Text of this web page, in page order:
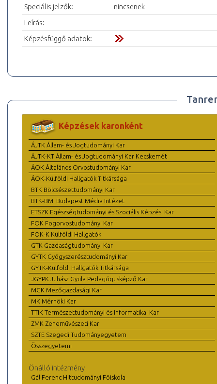
Speciális jelzők:
nincsenek
Leírás:
Képzésfüggő adatok:
Képzések karonként
ÁJTK Állam- és Jogtudományi Kar
ÁJTK-KT Állam- és Jogtudományi Kar Kecskemét
ÁOK Általános Orvostudományi Kar
ÁOK-Külföldi Hallgatók Titkársága
BTK Bölcsészettudományi Kar
BTK-BMI Budapest Média Intézet
ETSZK Egészségtudományi és Szociális Képzési Kar
FOK Fogorvostudományi Kar
FOK-K Külföldi Hallgatók
GTK Gazdaságtudományi Kar
GYTK Gyógyszerésztudományi Kar
GYTK-Külföldi Hallgatók Titkársága
JGYPK Juhász Gyula Pedagógusképző Kar
MGK Mezőgazdasági Kar
MK Mérnöki Kar
TTIK Természettudományi és Informatikai Kar
ZMK Zeneművészeti Kar
SZTE Szegedi Tudományegyetem
Összegyetemi
Önálló intézmény
Gál Ferenc Hittudományi Főiskola